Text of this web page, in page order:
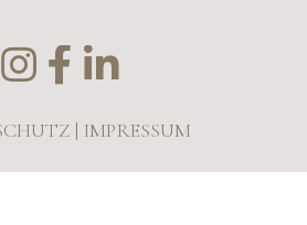
| IMPRESSUM